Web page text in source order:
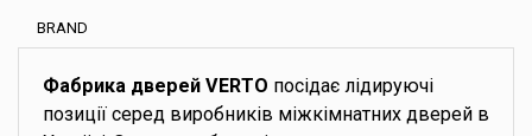
BRAND
Фабрика дверей VERTO посідає лідируючі
позиції серед виробників міжкімнатних дверей в